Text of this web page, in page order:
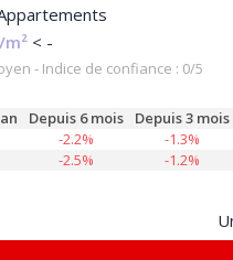
< -
- Indice de confiance : 0/5
Depuis 6 mois
Depuis 3 mois
-2.2%
-1.3%
-2.5% -1.2%